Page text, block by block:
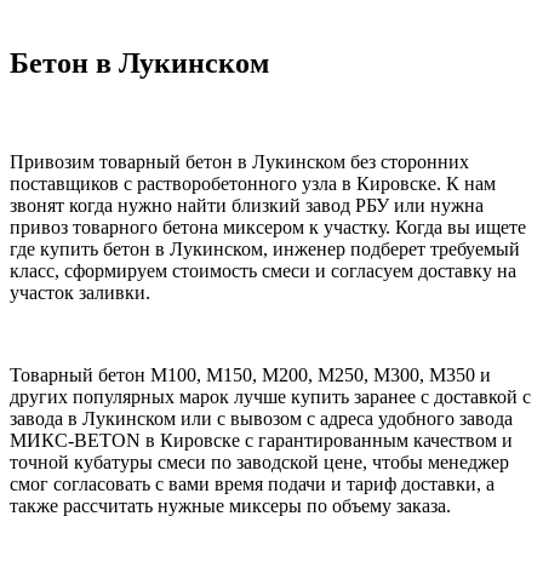
Бетон в Лукинском
Привозим товарный бетон в Лукинском без сторонних
поставщиков с растворобетонного узла в Кировске. К нам
звонят когда нужно найти близкий завод РБУ или нужна
привоз товарного бетона миксером к участку. Когда вы ищете
где купить бетон в Лукинском, инженер подберет требуемый
класс, сформируем стоимость смеси и согласуем доставку на
участок заливки.
Товарный бетон М100, М150, М200, М250, М300, М350 и
других популярных марок лучше купить заранее с доставкой с
завода в Лукинском или с вывозом с адреса удобного завода
МИКС-BETON в Кировске с гарантированным качеством и
точной кубатуры смеси по заводской цене, чтобы менеджер
смог согласовать с вами время подачи и тариф доставки, а
также рассчитать нужные миксеры по объему заказа.